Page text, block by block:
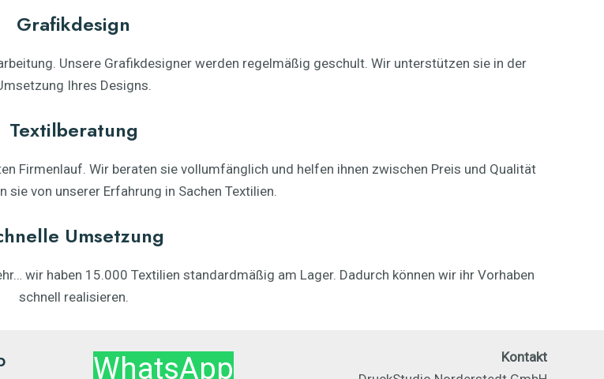
Grafikdesign
Unsere Grafikdesigner werden regelmäßig geschult. Wir unterstützen sie in der
Ihres Designs.
Textilberatung
Firmenlauf. Wir beraten sie vollumfänglich und helfen ihnen zwischen Preis und Qualität
sie von unserer Erfahrung in Sachen Textilien.
Umsetzung
wir haben 15.000 Textilien standardmäßig am Lager. Dadurch können wir ihr Vorhaben
schnell realisieren.
WhatsApp
Kontakt